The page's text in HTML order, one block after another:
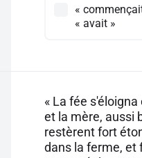
«
« avait »
« La fée
et la mère, aussi
restèrent fort
dans la ferme, et